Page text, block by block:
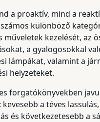
a proaktív, mind a
különböző
műveletek kezelését, az
a gyalogosokkal
lámpákat, valamint a
helyzeteket.
forgatókönyvekben
kevesebb a téves
és következetesebb a